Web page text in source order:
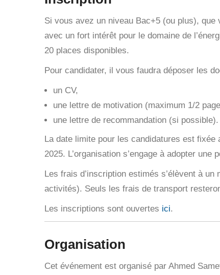
Si vous avez un niveau Bac+5 (ou plus),
avec un fort intérêt pour le domaine de
20 places disponibles.
Pour candidater, il vous faudra déposer les
un CV,
une lettre de motivation (maximum 1/2
une lettre de recommandation (si possible).
La date limite pour les candidatures est
2025. L’organisation s’engage à adopter
Les frais d’inscription estimés s’élèvent à
activités). Seuls les frais de transport
Les inscriptions sont ouvertes ici.
Organisation
Cet événement est organisé par Ahmed